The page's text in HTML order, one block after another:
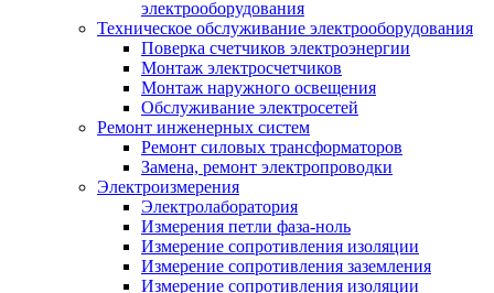
электрооборудования
Техническое обслуживание электрооборудования
Поверка счетчиков электроэнергии
Монтаж электросчетчиков
Монтаж наружного освещения
Обслуживание электросетей
Ремонт инженерных систем
Ремонт силовых трансформаторов
Замена, ремонт электропроводки
Электроизмерения
Электролаборатория
Измерения петли фаза-ноль
Измерение сопротивления изоляции
Измерение сопротивления заземления
Измерение сопротивления изоляции